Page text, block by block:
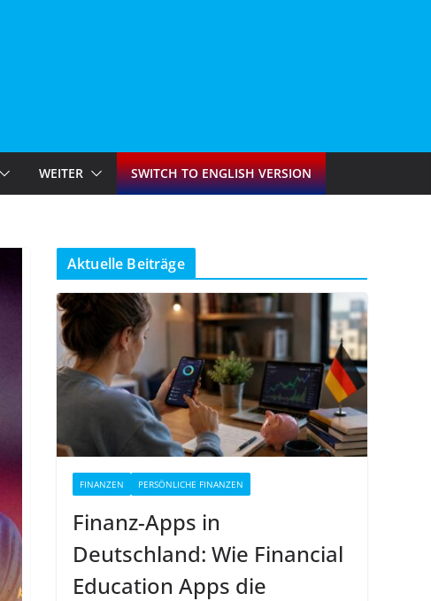
WEITER SWITCH TO ENGLISH VERSION
Aktuelle Beiträge
FINANZEN PERSÖNLICHE FINANZEN
Finanz-Apps in
Deutschland: Wie Financial
Education Apps die